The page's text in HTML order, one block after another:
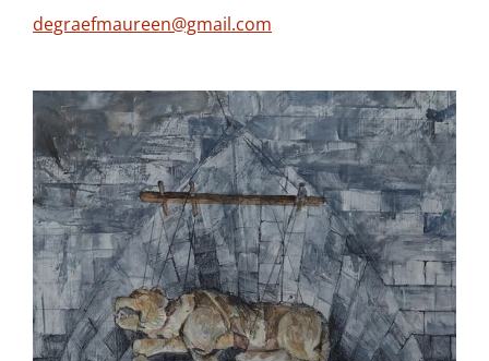
degraefmaureen@gmail.com